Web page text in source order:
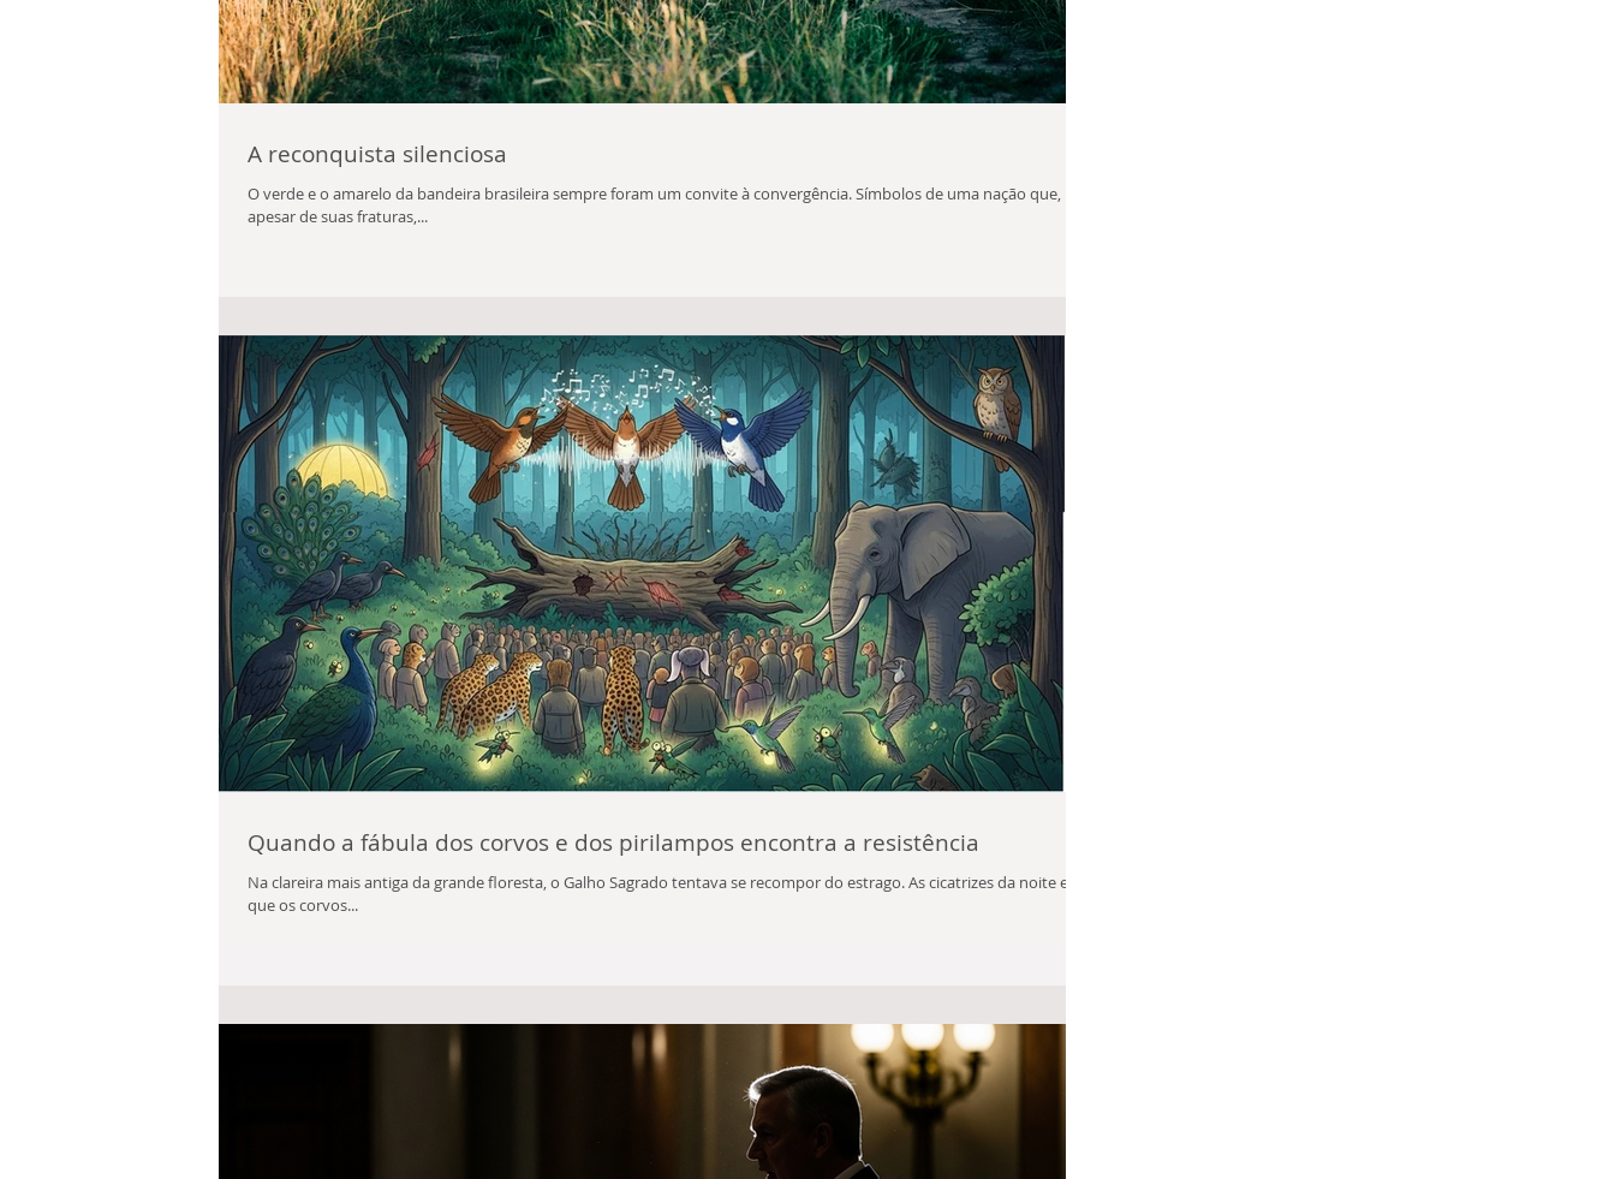
A reconquista silenciosa
O verde e o amarelo da bandeira brasileira sempre foram um convite à convergência. Símbolos de uma nação que,
apesar de suas fraturas,...
Quando a fábula dos corvos e dos pirilampos encontra a resistência
Na clareira mais antiga da grande floresta, o Galho Sagrado tentava se recompor do estrago. As cicatrizes da noite em
que os corvos...